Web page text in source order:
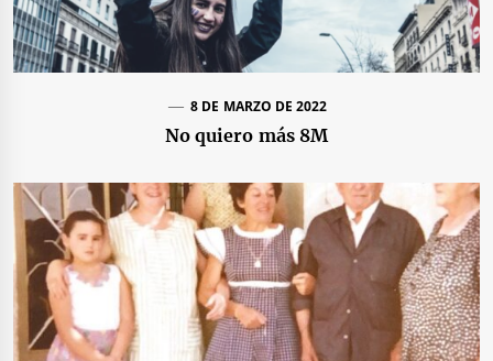
8 DE MARZO DE 2022
No quiero más 8M